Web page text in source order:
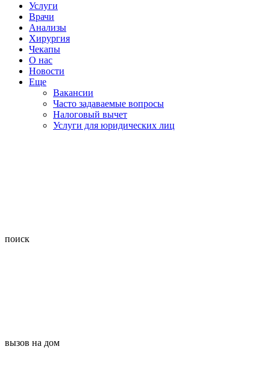
Услуги
Врачи
Анализы
Хирургия
Чекапы
О нас
Новости
Еще
Вакансии
Часто задаваемые вопросы
Налоговый вычет
Услуги для юридических лиц
поиск
вызов на дом